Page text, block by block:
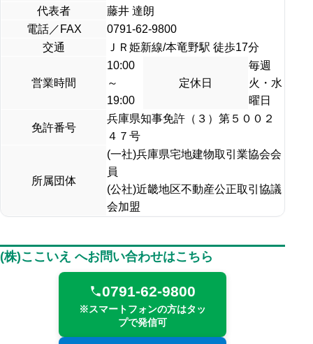
代表者
藤井 達朗
電話／FAX
0791-62-9800
交通
ＪＲ姫新線/本竜野駅 徒歩17分
営業時間
10:00
～
19:00
定休日
毎週
火・水
曜日
免許番号
兵庫県知事免許（３）第５００２
４７号
所属団体
(一社)兵庫県宅地建物取引業協会会
員
(公社)近畿地区不動産公正取引協議
会加盟
(株)ここいえ へお問い合わせはこちら
0791-62-9800
※スマートフォンの方はタッ
プで発信可